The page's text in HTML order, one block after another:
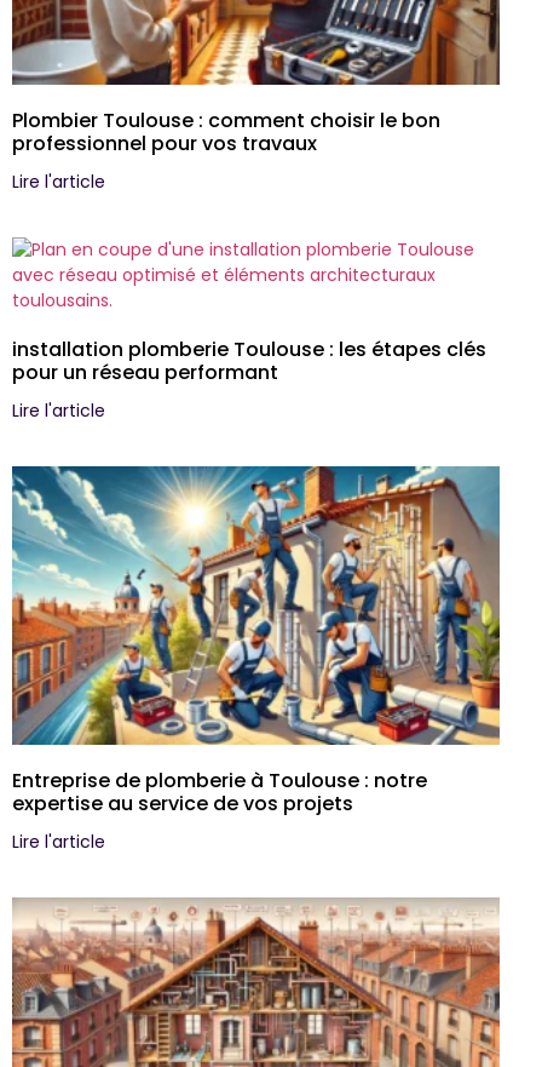
Plombier Toulouse : comment choisir le bon
professionnel pour vos travaux
Lire l'article
installation plomberie Toulouse : les étapes clés
pour un réseau performant
Lire l'article
Entreprise de plomberie à Toulouse : notre
expertise au service de vos projets
Lire l'article